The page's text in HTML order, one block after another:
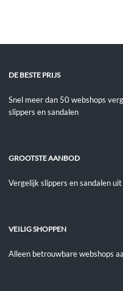
DE BESTE PRIJS
Snel meer dan 50 webshops
slippers en sandalen
GROOTSTE AANBOD
Vergelijk slippers en sandalen
VEILIG SHOPPEN
Alleen betrouwbare webshops